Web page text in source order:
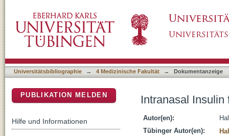
Universitätsbibliographie → 4 Medizinische Fakultät → Dokumentanzeige
Intranasal
Autor(en):
Tübinger Autor(en):
PUBLIKATION MELDEN
Hilfe und Informationen